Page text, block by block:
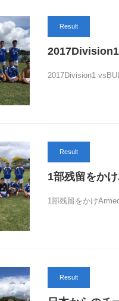
Result
2017Division1
Result
1部残留をか
1部残留をかけ
Result